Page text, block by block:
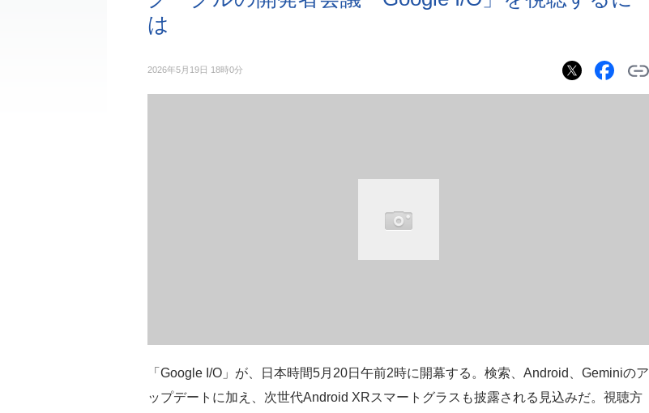
は
2026年5月19日 18時0分
「Google I/O」が、日本時間5月20日午前2時に開幕する。検索、Android、Geminiのア
ップデートに加え、次世代Android XRスマートグラスも披露される見込みだ。視聴方